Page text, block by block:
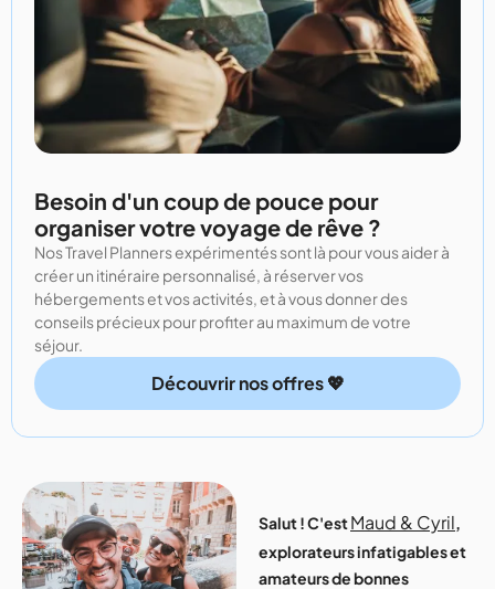
Besoin d'un coup de pouce pour
organiser votre voyage de rêve ?
Nos Travel Planners expérimentés sont là pour vous aider à
créer un itinéraire personnalisé, à réserver vos
hébergements et vos activités, et à vous donner des
conseils précieux pour profiter au maximum de votre
séjour.
Découvrir nos offres 💖
Salut ! C'estMaud & Cyril,
explorateurs infatigables et
amateurs de bonnes